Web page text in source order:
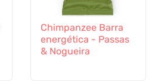
Chimpanzee Barra
energética - Passas
& Nogueira